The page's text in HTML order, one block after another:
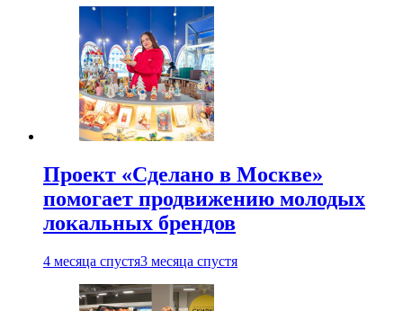
Проект «Сделано в Москве»
помогает продвижению молодых
локальных брендов
4 месяца спустя3 месяца спустя